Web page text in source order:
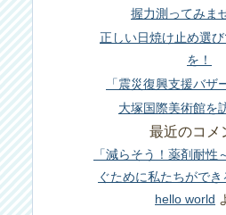
握力測ってみま
正しい日焼け止め選
を！
「震災復興支援バザ
大塚国際美術館を
最近のコメ
「減らそう！薬剤耐性
ぐために私たちができ
hello world